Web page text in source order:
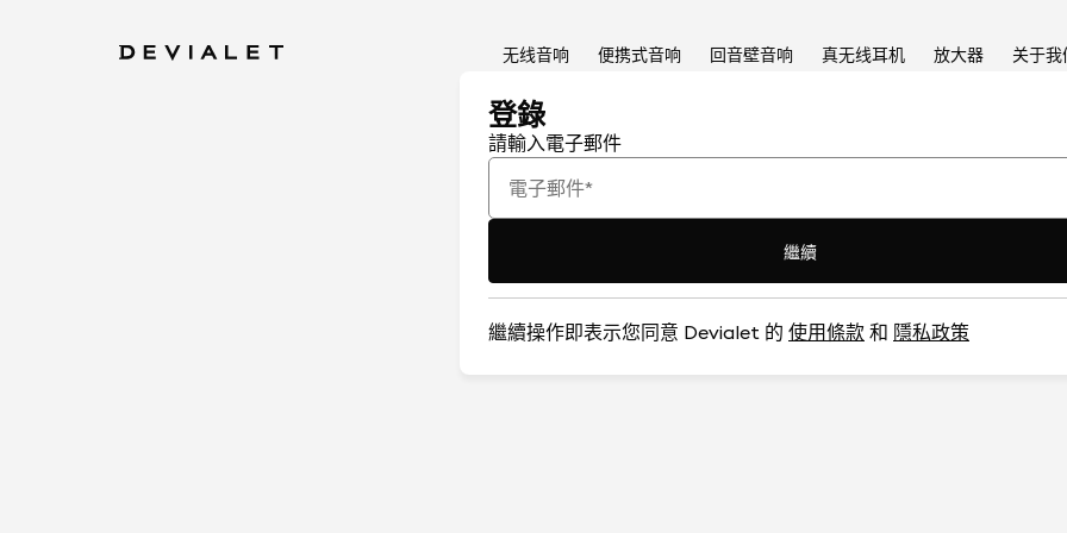
无线音响 便携式音响 回音壁音响 真无线耳机 放大器 关于我
登錄
請輸入電子郵件
電子郵件*
繼續
繼續操作即表示您同意 Devialet 的 使用條款 和 隱私政策